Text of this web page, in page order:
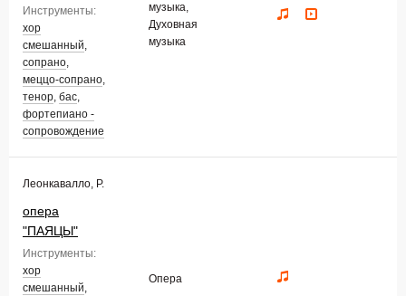
Инструменты:
хор
смешанный,
сопрано,
меццо-сопрано,
тенор, бас,
фортепиано -
сопровождение
музыка,
Духовная
музыка
Леонкавалло, Р.
опера
"ПАЯЦЫ"
Инструменты:
хор
смешанный,
Опера